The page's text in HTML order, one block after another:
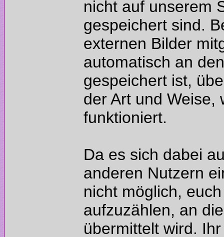
nicht auf unserem
gespeichert sind.
externen Bilder
automatisch an
gespeichert ist,
der Art und Weise,
Da es sich dabei
anderen Nutzern
nicht möglich,
aufzuzählen, an
übermittelt wird.